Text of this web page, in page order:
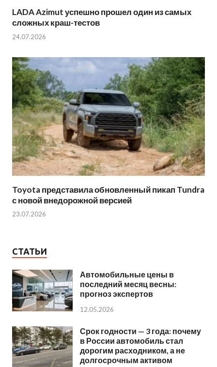
LADA Azimut успешно прошел один из самых
сложных краш-тестов
24.07.2026
Toyota представила обновленный пикап Tundra
с новой внедорожной версией
23.07.2026
СТАТЬИ
Автомобильные цены в
последний месяц весны:
прогноз экспертов
12.05.2026
Срок годности — 3 года: почему
в России автомобиль стал
дорогим расходником, а не
долгосрочным активом